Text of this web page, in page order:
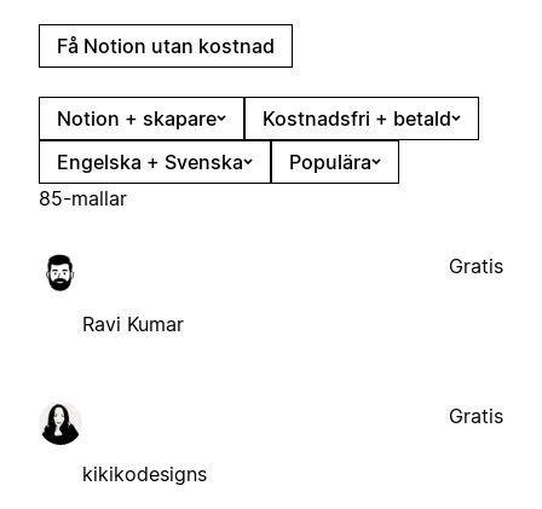
Få Notion utan kostnad
Notion + skapare
Kostnadsfri + betald
Engelska + Svenska
Populära
85-mallar
Ravi Kumar
Gratis
kikikodesigns
Gratis